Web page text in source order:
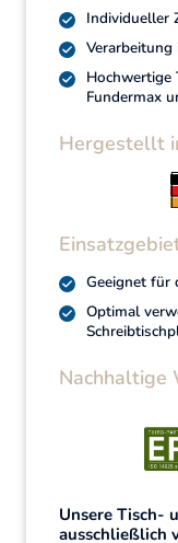
Individueller
Hochwertige
Fundermax
Hergestellt
Geeignet für
Optimal
Nachhaltige
Unsere Tisch-
ausschließlich